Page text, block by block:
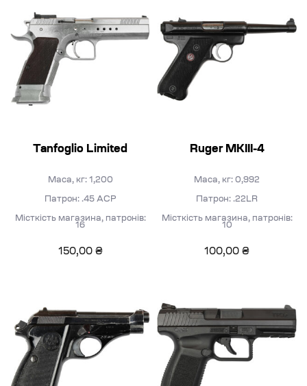
Tanfoglio Limited
Маса, кг: 1,200
Патрон: .45 ACP
Місткість магазина, патронів:
16
150,00 ₴
Ruger MKIII-4
Маса, кг: 0,992
Патрон: .22LR
Місткість магазина, патронів:
10
100,00 ₴